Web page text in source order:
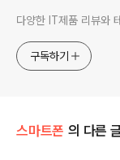
다양한 IT제품 리뷰와
구독하기
스마트폰 의 다른